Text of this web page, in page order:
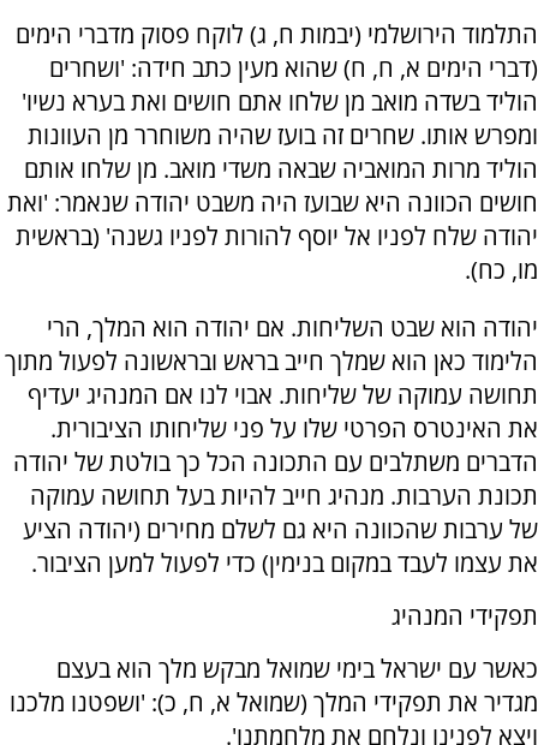
התלמוד הירושלמי (יבמות ח, ג) לוקח פסוק מדברי הימים
(דברי הימים א, ח, ח) שהוא מעין כתב חידה: 'ושחרים
הוליד בשדה מואב מן שלחו אתם חושים ואת בערא נשיו'
ומפרש אותו. שחרים זה בועז שהיה משוחרר מן העוונות
הוליד מרות המואביה שבאה משדי מואב. מן שלחו אותם
חושים הכוונה היא שבועז היה משבט יהודה שנאמר: 'ואת
יהודה שלח לפניו אל יוסף להורות לפניו גשנה' (בראשית
מו, כח).
יהודה הוא שבט השליחות. אם יהודה הוא המלך, הרי
הלימוד כאן הוא שמלך חייב בראש ובראשונה לפעול מתוך
תחושה עמוקה של שליחות. אבוי לנו אם המנהיג יעדיף
את האינטרס הפרטי שלו על פני שליחותו הציבורית.
הדברים משתלבים עם התכונה הכל כך בולטת של יהודה
תכונת הערבות. מנהיג חייב להיות בעל תחושה עמוקה
של ערבות שהכוונה היא גם לשלם מחירים (יהודה הציע
את עצמו לעבד במקום בנימין) כדי לפעול למען הציבור.
תפקידי המנהיג
כאשר עם ישראל בימי שמואל מבקש מלך הוא בעצם
מגדיר את תפקידי המלך (שמואל א, ח, כ): 'ושפטנו מלכנו
ויצא לפנינו ונלחם את מלחמתנו'.